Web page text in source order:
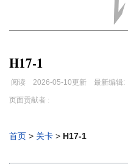
H17-1
阅读 2026-05-10更新 最新编辑:
跳
航
跳
索
页面贡献者 :
首页 > 关卡 > H17-1